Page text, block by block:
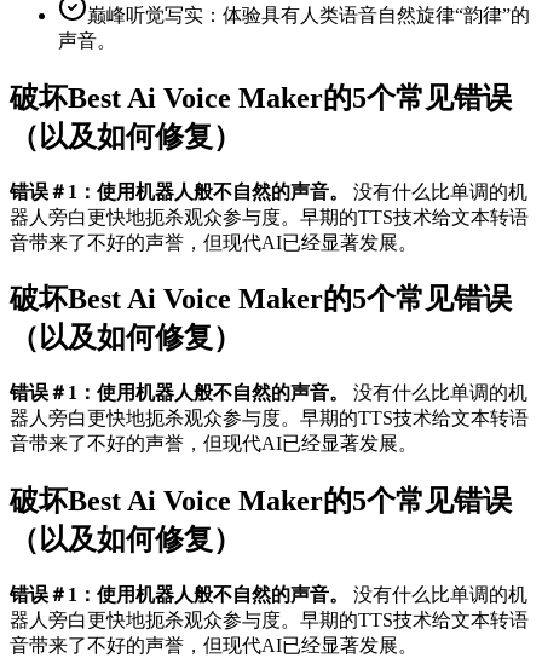
巅峰听觉写实：体验具有人类语音自然旋律“韵律”的
声音。
破坏Best Ai Voice Maker的5个常见错误
（以及如何修复）
错误＃1：使用机器人般不自然的声音。
没有什么比单调的机
器人旁白更快地扼杀观众参与度。早期的TTS技术给文本转语
音带来了不好的声誉，但现代AI已经显著发展。
破坏Best Ai Voice Maker的5个常见错误
（以及如何修复）
错误＃1：使用机器人般不自然的声音。
没有什么比单调的机
器人旁白更快地扼杀观众参与度。早期的TTS技术给文本转语
音带来了不好的声誉，但现代AI已经显著发展。
破坏Best Ai Voice Maker的5个常见错误
（以及如何修复）
错误＃1：使用机器人般不自然的声音。
没有什么比单调的机
器人旁白更快地扼杀观众参与度。早期的TTS技术给文本转语
音带来了不好的声誉，但现代AI已经显著发展。